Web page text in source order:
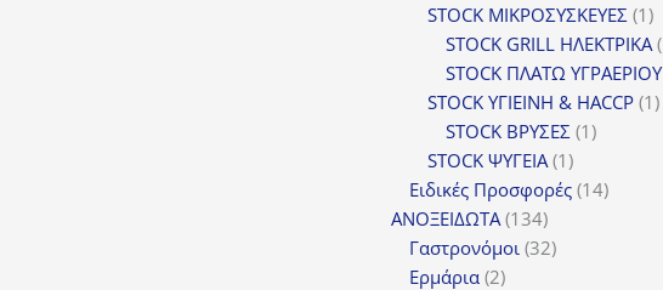
προϊόν
STOCK ΜΙΚΡΟΣΥΣΚΕΥΕΣ 11
STOCK GRILL ΗΛΕΚΤΡΙΚΑ
STOCK ΠΛΑΤΩ ΥΓΡΑΕΡΙΟΥ
STOCK ΥΓΙΕΙΝΗ & HACCP 11
STOCK ΒΡΥΣΕΣ 11
STOCK ΨΥΓΕΙΑ 11
προϊόν
Ειδικές Προσφορές 1414
ΑΝΟΞΕΙΔΩΤΑ 134134
προϊόντα
Γαστρονόμοι 3232
Ερμάρια 22